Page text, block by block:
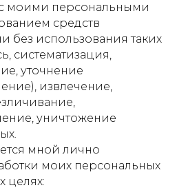
моими персональными
средств
без использования таких
систематизация,
уточнение
извлечение,
уничтожение
мной лично
моих персональных
целях: